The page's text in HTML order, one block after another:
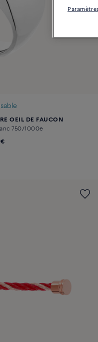
OEIL DE FAUCON
750/1000e
€